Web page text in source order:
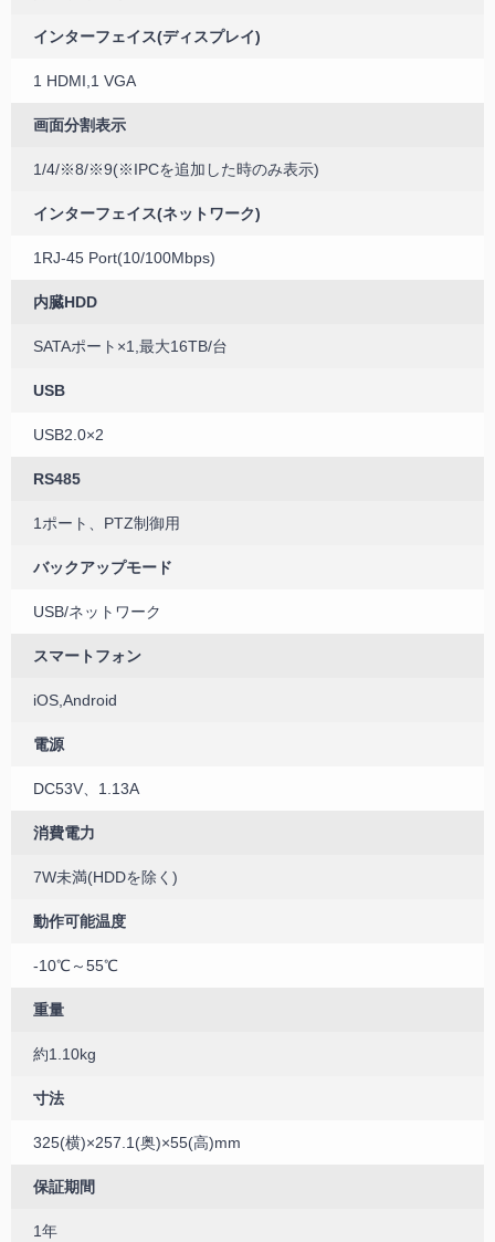
インターフェイス(ディスプレイ)
1 HDMI,1 VGA
画面分割表示
1/4/※8/※9(※IPCを追加した時のみ表示)
インターフェイス(ネットワーク)
1RJ-45 Port(10/100Mbps)
内臓HDD
SATAポート×1,最大16TB/台
USB
USB2.0×2
RS485
1ポート、PTZ制御用
バックアップモード
USB/ネットワーク
スマートフォン
iOS,Android
電源
DC53V、1.13A
消費電力
7W未満(HDDを除く)
動作可能温度
-10℃～55℃
重量
約1.10kg
寸法
325(横)×257.1(奥)×55(高)mm
保証期間
1年